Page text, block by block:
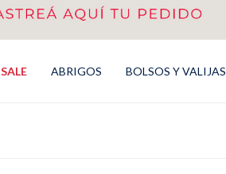
SALE ABRIGOS BOLSOS Y VALIJAS